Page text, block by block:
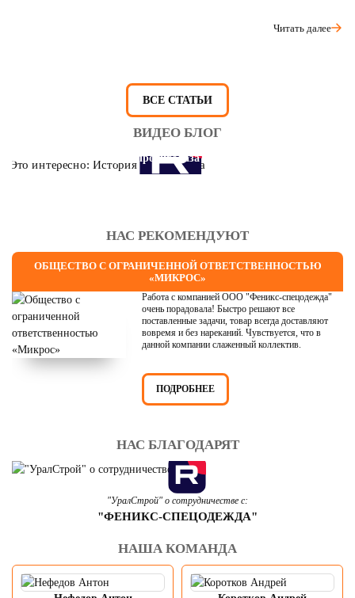
Читать далее
ВСЕ СТАТЬИ
ВИДЕО БЛОГ
Это интересно: История противогаза
НАС РЕКОМЕНДУЮТ
ОБЩЕСТВО С ОГРАНИЧЕННОЙ ОТВЕТСТВЕННОСТЬЮ
«МИКРОС»
Работа с компанией ООО "Феникс-спецодежда"
очень порадовала! Быстро решают все
поставленные задачи, товар всегда доставляют
вовремя и без нареканий. Чувствуется, что в
данной компании слаженный коллектив.
ПОДРОБНЕЕ
НАС БЛАГОДАРЯТ
"УралСтрой" о сотрудничестве с:
"ФЕНИКС-СПЕЦОДЕЖДА"
НАША КОМАНДА